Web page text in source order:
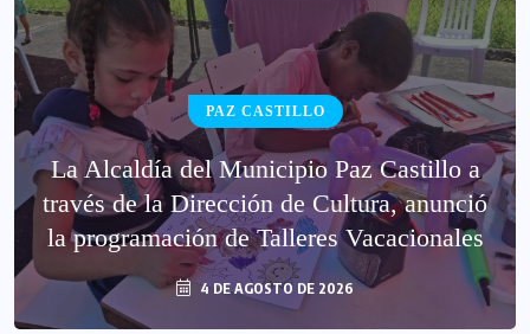
PAZ CASTILLO
La Alcaldía del Municipio Paz Castillo a
través de la Dirección de Cultura, anunció
la programación de Talleres Vacacionales
4 DE AGOSTO DE 2026